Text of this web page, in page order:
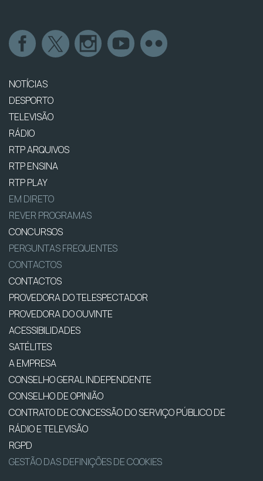
NOTÍCIAS
DESPORTO
TELEVISÃO
RÁDIO
RTP ARQUIVOS
RTP ENSINA
RTP PLAY
EM DIRETO
REVER PROGRAMAS
CONCURSOS
PERGUNTAS FREQUENTES
CONTACTOS
CONTACTOS
PROVEDORA DO TELESPECTADOR
PROVEDORA DO OUVINTE
ACESSIBILIDADES
SATÉLITES
A EMPRESA
CONSELHO GERAL INDEPENDENTE
CONSELHO DE OPINIÃO
CONTRATO DE CONCESSÃO DO SERVIÇO PÚBLICO DE
RÁDIO E TELEVISÃO
RGPD
GESTÃO DAS DEFINIÇÕES DE COOKIES